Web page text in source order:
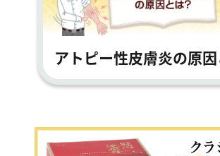
アトピー性皮膚炎の原因